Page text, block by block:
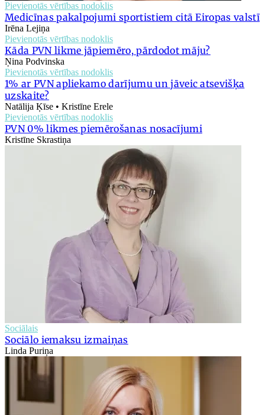
Pievienotās vērtības nodoklis
Medicīnas pakalpojumi sportistiem citā Eiropas valstī
Irēna Lejiņa
Pievienotās vērtības nodoklis
Kāda PVN likme jāpiemēro, pārdodot māju?
Ņina Podvinska
Pievienotās vērtības nodoklis
1% ar PVN apliekamo darījumu un jāveic atsevišķa
uzskaite?
Natālija Ķīse • Kristīne Erele
Pievienotās vērtības nodoklis
PVN 0% likmes piemērošanas nosacījumi
Kristīne Skrastiņa
Sociālais
Sociālo iemaksu izmaiņas
Linda Puriņa